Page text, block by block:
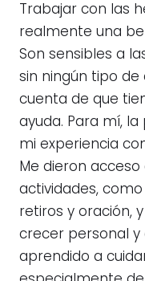
Trabajar con las
realmente una
Son sensibles a
sin ningún tipo de
cuenta de que
ayuda. Para mí,
mi experiencia
Me dieron
actividades,
retiros y oración,
crecer personal y
aprendido a